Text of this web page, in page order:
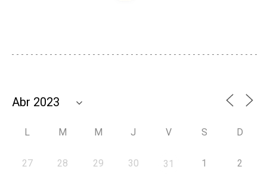
L M M J V S D
27 28 29 30 31 1 2